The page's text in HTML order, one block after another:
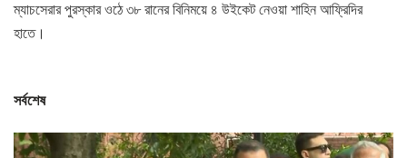
ম্যাচসেরার পুরস্কার ওঠে ৩৮ রানের বিনিময়ে ৪ উইকেট নেওয়া শাহিন আফ্রিদির
হাতে।
সর্বশেষ